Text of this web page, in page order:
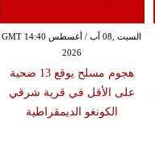
السبت ,08 آب / أغسطس GMT 14:40
2026
هجوم مسلح يوقع 13 ضحية
على الأقل في قرية شرقي
الكونغو الديمقراطية